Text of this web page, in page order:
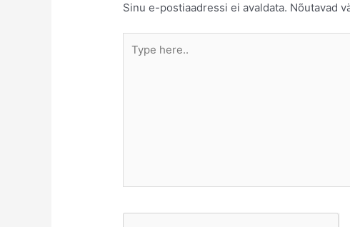
Sinu e-postiaadressi ei avaldata. Nõutavad
here..